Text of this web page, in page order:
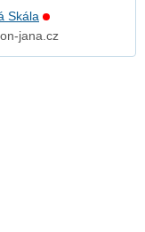
Skála
jana.cz